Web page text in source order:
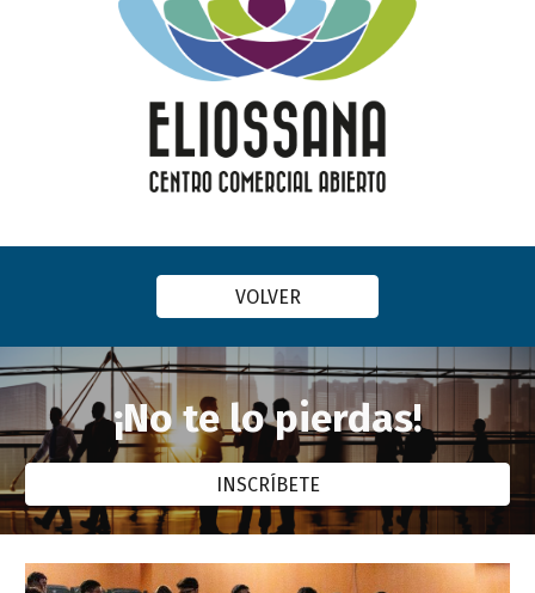
VOLVER
¡No te lo pierdas!
INSCRÍBETE